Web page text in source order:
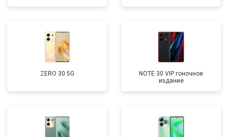
ZERO 30 5G
NOTE 30 VIP гоночное
издание